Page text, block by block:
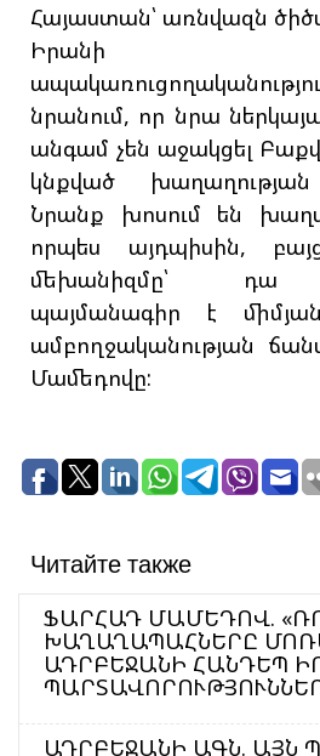
Հայաստան՝ առնվազն
Իրանի
նրանում, որ նրա
անգամ չեն աջակցել
կնքված
Նրանք խոսում են
որպես այդպիսին,
մեխանիզմը՝ դա
պայմանագիր է
ամբողջականության
Մամեդովը:
Читайте также
ՖԱՐՀԱԴ ՄԱՄԵԴՈՎ.
ԽԱՂԱՂԱՊԱՀՆԵՐԸ
ԱԴՐԲԵՋԱՆԻ ՀԱՆԴԵՊ
ԱԴՐԲԵՋԱՆԻ ԱԳՆ. ԱՅՆ